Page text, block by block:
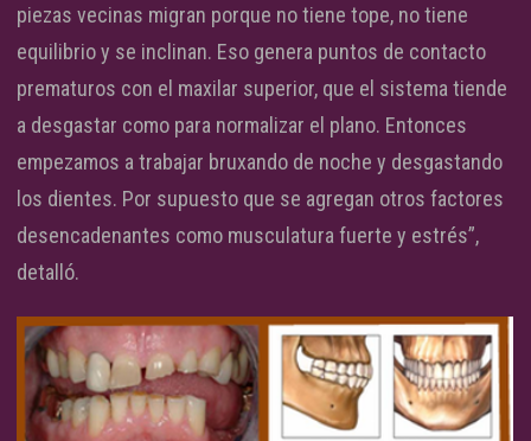
piezas vecinas migran porque no tiene tope, no tiene
equilibrio y se inclinan. Eso genera puntos de contacto
prematuros con el maxilar superior, que el sistema tiende
a desgastar como para normalizar el plano. Entonces
empezamos a trabajar bruxando de noche y desgastando
los dientes. Por supuesto que se agregan otros factores
desencadenantes como musculatura fuerte y estrés”,
detalló.